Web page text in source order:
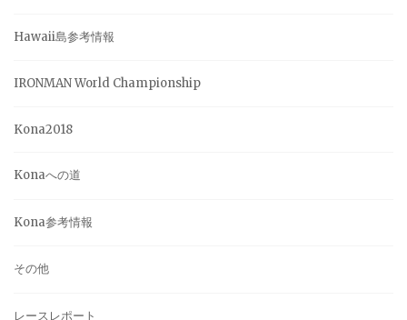
Hawaii島参考情報
IRONMAN World Championship
Kona2018
Konaへの道
Kona参考情報
その他
レースレポート